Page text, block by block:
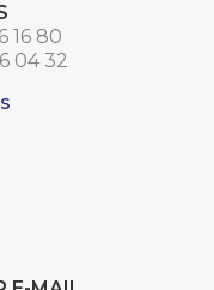
16 80
04 32